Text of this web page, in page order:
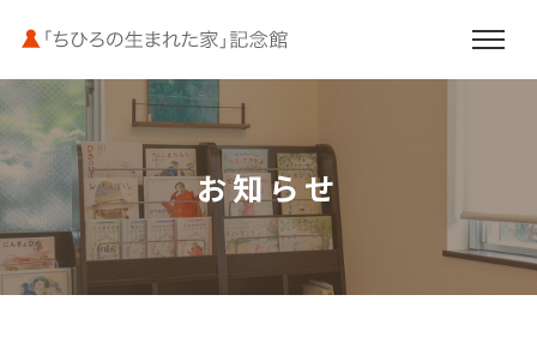
お知らせ
いわさきちひろと母文江
お知らせ